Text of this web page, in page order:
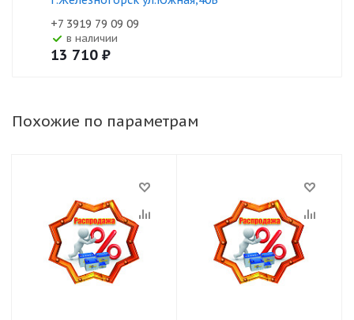
+7 3919 79 09 09
В наличии
13 710 ₽
Похожие по параметрам